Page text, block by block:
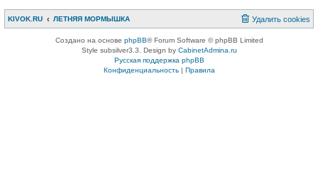
KIVOK.RU ЛЕТНЯЯ МОРМЫШКА Удалить cookies
Создано на основе phpBB® Forum Software © phpBB Limited
Style subsilver3.3. Design by CabinetAdmina.ru
Русская поддержка phpBB
Конфиденциальность| Правила